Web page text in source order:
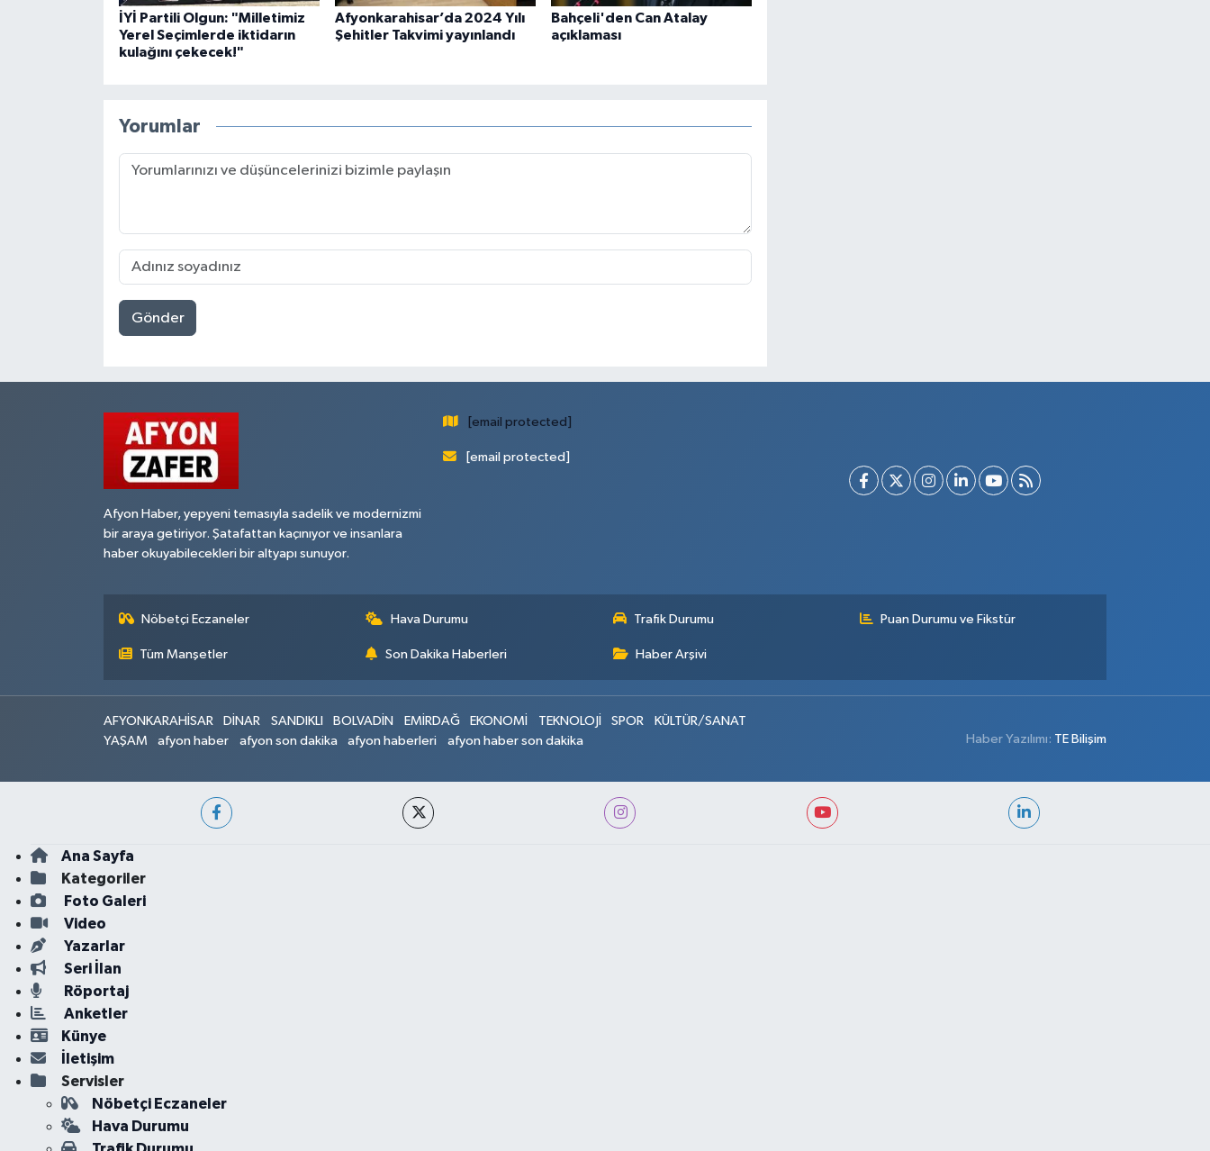
İYİ Partili Olgun: "Milletimiz
Yerel Seçimlerde iktidarın
kulağını çekecek!"
Afyonkarahisar’da 2024 Yılı
Şehitler Takvimi yayınlandı
Bahçeli'den Can Atalay
açıklaması
Yorumlar
Gönder
Afyon Haber, yepyeni temasıyla sadelik ve modernizmi
bir araya getiriyor. Şatafattan kaçınıyor ve insanlara
haber okuyabilecekleri bir altyapı sunuyor.
[email protected]
[email protected]
Nöbetçi Eczaneler Hava Durumu Trafik Durumu Puan Durumu ve Fikstür
Tüm Manşetler Son Dakika Haberleri Haber Arşivi
AFYONKARAHİSAR DİNAR SANDIKLI BOLVADİN EMİRDAĞ EKONOMİ TEKNOLOJİ SPOR
KÜLTÜR/SANAT
YAŞAM
afyon haber afyon son dakika afyon haberleri afyon haber son dakika Haber Yazılımı: TE Bilişim
Ana Sayfa
Kategoriler
Foto Galeri
Video
Yazarlar
Seri İlan
Röportaj
Anketler
Künye
İletişim
Servisler
Nöbetçi Eczaneler
Hava Durumu